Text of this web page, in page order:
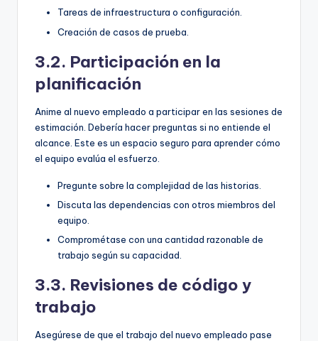
Tareas de infraestructura o configuración.
Creación de casos de prueba.
3.2. Participación en la
planificación
Anime al nuevo empleado a participar en las sesiones de
estimación. Debería hacer preguntas si no entiende el
alcance. Este es un espacio seguro para aprender cómo
el equipo evalúa el esfuerzo.
Pregunte sobre la complejidad de las historias.
Discuta las dependencias con otros miembros del
equipo.
Comprométase con una cantidad razonable de
trabajo según su capacidad.
3.3. Revisiones de código y
trabajo
Asegúrese de que el trabajo del nuevo empleado pase